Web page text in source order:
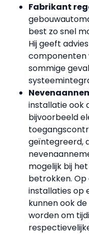
Fabrikant
best zo snel
Hij geeft
componenten
sommige
installatie ook
bijvoorbeeld
geïntegreerd,
mogelijk bij
betrokken. Op
installaties op
kunnen ook
worden om